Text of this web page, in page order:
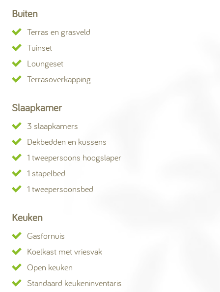
Buiten
Terras en grasveld
Tuinset
Loungeset
Terrasoverkapping
Slaapkamer
3 slaapkamers
Dekbedden en kussens
1 tweepersoons hoogslaper
1 stapelbed
1 tweepersoonsbed
Keuken
Gasfornuis
Koelkast met vriesvak
Open keuken
Standaard keukeninventaris